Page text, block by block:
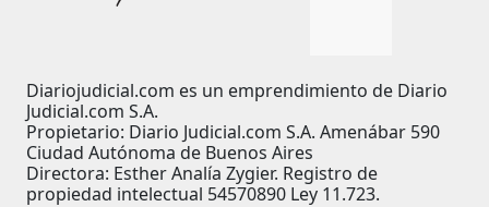
Diariojudicial.com es un emprendimiento de Diario
Judicial.com S.A.
Propietario: Diario Judicial.com S.A. Amenábar 590
Ciudad Autónoma de Buenos Aires
Directora: Esther Analía Zygier. Registro de
propiedad intelectual 54570890 Ley 11.723.